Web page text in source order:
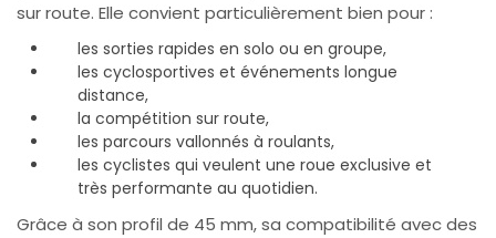
sur route. Elle convient particulièrement bien pour :
les sorties rapides en solo ou en groupe,
les cyclosportives et événements longue
distance,
la compétition sur route,
les parcours vallonnés à roulants,
les cyclistes qui veulent une roue exclusive et
très performante au quotidien.
Grâce à son profil de 45 mm, sa compatibilité avec des